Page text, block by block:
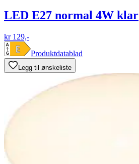
LED E27 normal 4W klar
kr 129,-
Produktdatablad
Legg til ønskeliste